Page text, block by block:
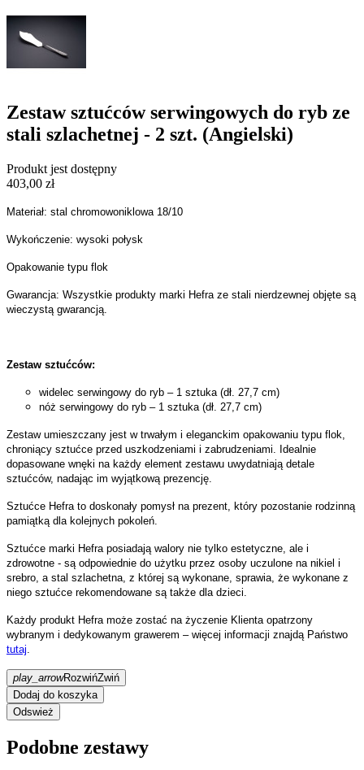
Zestaw sztućców serwingowych do ryb ze
stali szlachetnej - 2 szt. (Angielski)
Produkt jest dostępny
403,00 zł
Materiał: stal chromowoniklowa 18/10
Wykończenie: wysoki połysk
Opakowanie typu flok
Gwarancja: Wszystkie produkty marki Hefra ze stali nierdzewnej objęte są
wieczystą gwarancją.
Zestaw sztućców:
widelec serwingowy do ryb – 1 sztuka (dł. 27,7 cm)
nóż serwingowy do ryb – 1 sztuka (dł. 27,7 cm)
Zestaw umieszczany jest w trwałym i eleganckim opakowaniu typu flok,
chroniący sztućce przed uszkodzeniami i zabrudzeniami. Idealnie
dopasowane wnęki na każdy element zestawu uwydatniają detale
sztućców, nadając im wyjątkową prezencję.
Sztućce Hefra to doskonały pomysł na prezent, który pozostanie rodzinną
pamiątką dla kolejnych pokoleń.
Sztućce marki Hefra posiadają walory nie tylko estetyczne, ale i
zdrowotne - są odpowiednie do użytku przez osoby uczulone na nikiel i
srebro, a stal szlachetna, z której są wykonane, sprawia, że wykonane z
niego sztućce rekomendowane są także dla dzieci.
Każdy produkt Hefra może zostać na życzenie Klienta opatrzony
wybranym i dedykowanym grawerem – więcej informacji znajdą Państwo
tutaj
play_arrowRozwińZwiń
Dodaj do koszyka
Podobne zestawy